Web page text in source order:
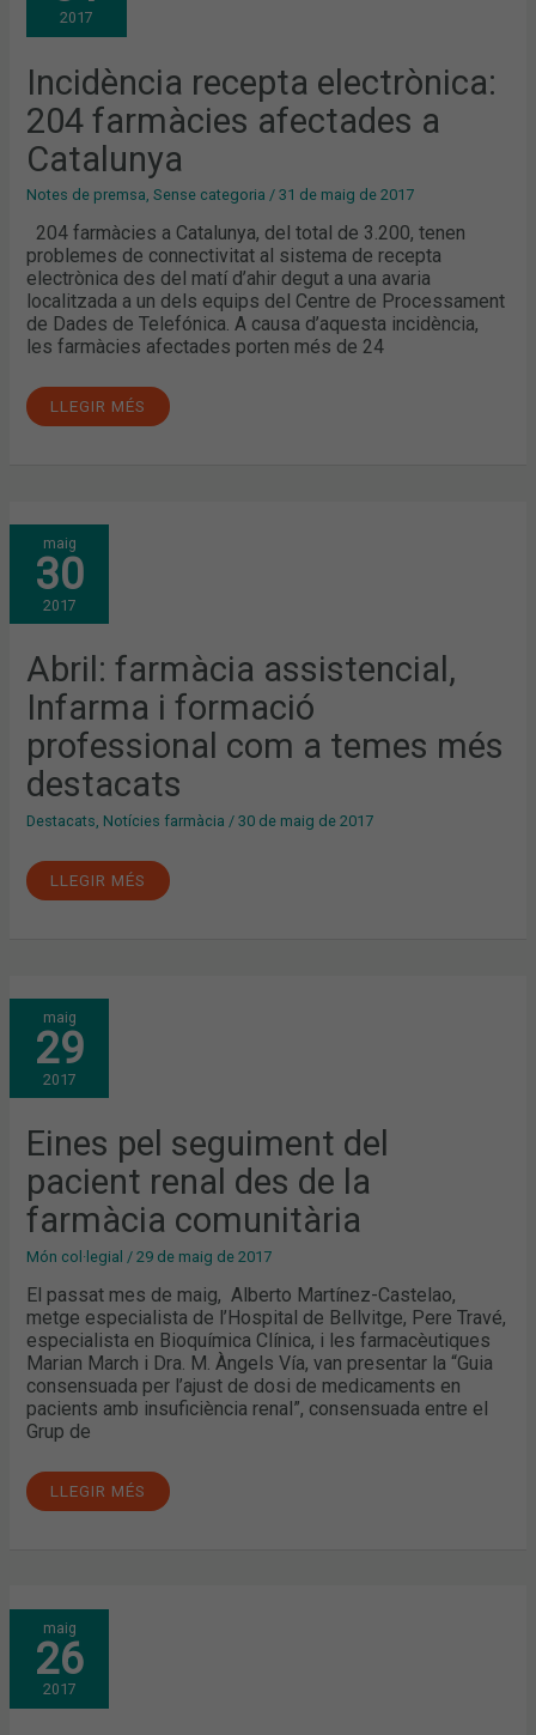
2017
Incidència recepta electrònica:
204 farmàcies afectades a
Catalunya
Notes de premsa,Sense categoria /31 de maig de 2017
204 farmàcies a Catalunya, del total de 3.200, tenen
problemes de connectivitat al sistema de recepta
electrònica des del matí d’ahir degut a una avaria
localitzada a un dels equips del Centre de Processament
de Dades de Telefónica. A causa d’aquesta incidència,
les farmàcies afectades porten més de 24
FARMÀCIES
AFECTADES
A
LLEGIR MÉS
maig
30
2017
Abril: farmàcia assistencial,
Infarma i formació
professional com a temes més
destacats
Destacats, Notícies farmàcia /30 de maig de 2017
ABRIL:
FARMÀCIA
ASSISTENCIAL,
INFARMA
I
FORMACIÓ
PROFESSIONAL
A
TEMES
MÉS
DESTACATS
LLEGIR MÉS
maig
29
2017
Eines pel seguiment del
pacient renal des de la
farmàcia comunitària
Món col·legial /29 de maig de 2017
El passat mes de maig, Alberto Martínez-Castelao,
metge especialista de l’Hospital de Bellvitge, Pere Travé,
especialista en Bioquímica Clínica, i les farmacèutiques
Marian March i Dra. M. Àngels Vía, van presentar la “Guia
consensuada per l’ajust de dosi de medicaments en
pacients amb insuficiència renal”, consensuada entre el
Grup de
EINES
PEL
SEGUIMENT
DEL
PACIENT
RENAL
DES
LA
FARMÀCIA
COMUNITÀRIA
LLEGIR MÉS
maig
26
2017
28
DE
MAIG:
DIA
MUNDIAL
DE
LA